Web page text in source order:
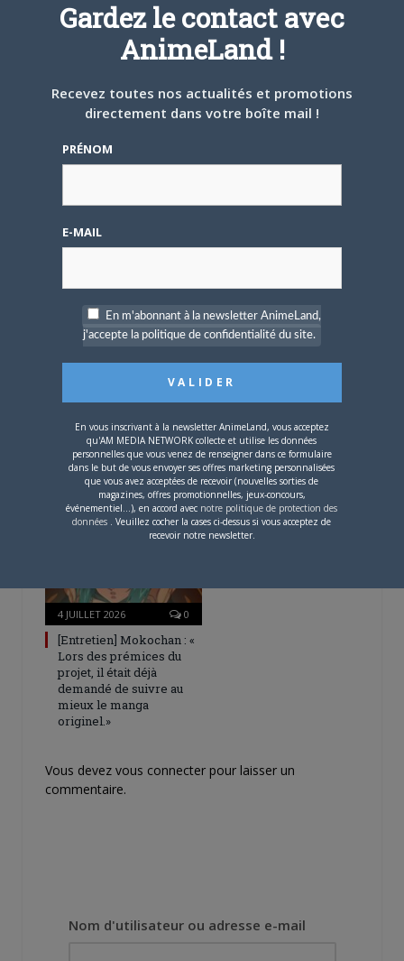
un rêve. Il ne me reste plus qu'à
rencontrer Hiroaki Samura et je pourrai
partir tranquille.
ARTICLES LIÉS
5 AOÛT 2026
L’AnimeLand Hors-Série
disponible !
Une nouvelle série TV
Digimon en préparation
pour 2027
4 JUILLET 2026 0
[Entretien] Mokochan : «
Lors des prémices du
projet, il était déjà
demandé de suivre au
mieux le manga
originel.»
Vous devez vous connecter pour laisser un
commentaire.
Nom d'utilisateur ou adresse e-mail
Gardez le contact avec
AnimeLand !
Recevez toutes nos actualités et promotions
directement dans votre boîte mail !
PRÉNOM
E-MAIL
En m'abonnant à la newsletter AnimeLand,
j'accepte la politique de confidentialité du site.
En vous inscrivant à la newsletter AnimeLand, vous acceptez
qu'AM MEDIA NETWORK collecte et utilise les données
personnelles que vous venez de renseigner dans ce formulaire
dans le but de vous envoyer ses offres marketing personnalisées
que vous avez acceptées de recevoir (nouvelles sorties de
magazines, offres promotionnelles, jeux-concours,
événementiel...), en accord avec notre politique de protection des
données . Veuillez cocher la cases ci-dessus si vous acceptez de
recevoir notre newsletter.